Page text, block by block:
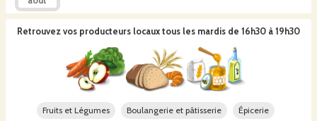
Retrouvez vos producteurs locaux tous les mardis de 16h30 à 19h30
Fruits et Légumes Boulangerie et pâtisserie Épicerie